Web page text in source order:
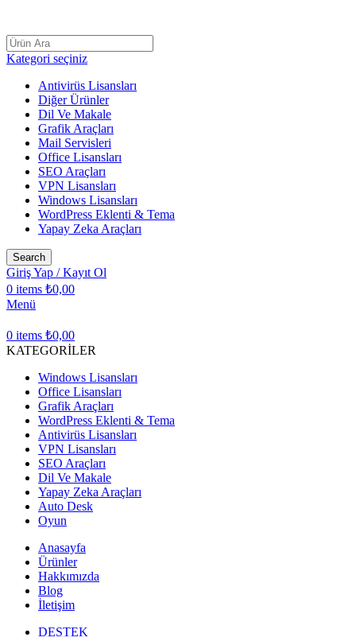
Kategori seçiniz
Antivirüs Lisansları
Diğer Ürünler
Dil Ve Makale
Grafik Araçları
Mail Servisleri
Office Lisansları
SEO Araçları
VPN Lisansları
Windows Lisansları
WordPress Eklenti & Tema
Yapay Zeka Araçları
Search
Giriş Yap / Kayıt Ol
0 items ₺0,00
Menü
0 items ₺0,00
KATEGORİLER
Windows Lisansları
Office Lisansları
Grafik Araçları
WordPress Eklenti & Tema
Antivirüs Lisansları
VPN Lisansları
SEO Araçları
Dil Ve Makale
Yapay Zeka Araçları
Auto Desk
Oyun
Anasayfa
Ürünler
Hakkımızda
Blog
İletişim
DESTEK